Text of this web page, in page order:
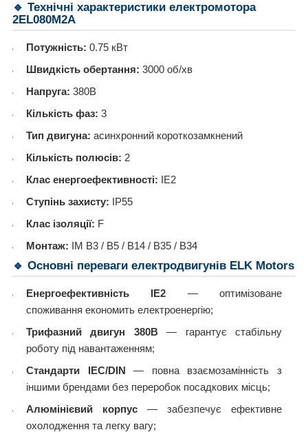
🔹 Технічні характеристики електромотора
2EL080M2A
Потужність: 0.75 кВт
Швидкість обертання: 3000 об/хв
Напруга: 380В
Кількість фаз: 3
Тип двигуна: асинхронний короткозамкнений
Кількість полюсів: 2
Клас енергоефективності: IE2
Ступінь захисту: IP55
Клас ізоляції: F
Монтаж: IM B3 / B5 / B14 / B35 / B34
🔹 Основні переваги електродвигунів ELK Motors
Енергоефективність IE2 — оптимізоване
споживання економить електроенергію;
Трифазний двигун 380В— гарантує стабільну
роботу під навантаженням;
Стандарти IEC/DIN — повна взаємозамінність з
іншими брендами без переробок посадкових місць;
Алюмінієвий корпус — забезпечує ефективне
охолодження та легку вагу;